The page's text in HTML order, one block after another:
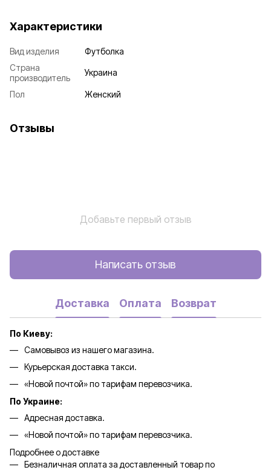
Характеристики
Вид изделия
Футболка
Страна
производитель
Украина
Пол Женский
Отзывы
Добавьте первый отзыв
Написать отзыв
Доставка Оплата Возврат
По Киеву:
Самовывоз из нашего магазина.
Курьерская доставка такси.
«Новой почтой» по тарифам перевозчика.
По Украине:
Адресная доставка.
«Новой почтой» по тарифам перевозчика.
Подробнее о доставке
Безналичная оплата за доставленный товар по